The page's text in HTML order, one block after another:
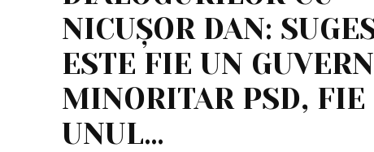
NICUȘOR DAN:
ESTE FIE UN GUVERN
MINORITAR PSD, FIE
UNUL…